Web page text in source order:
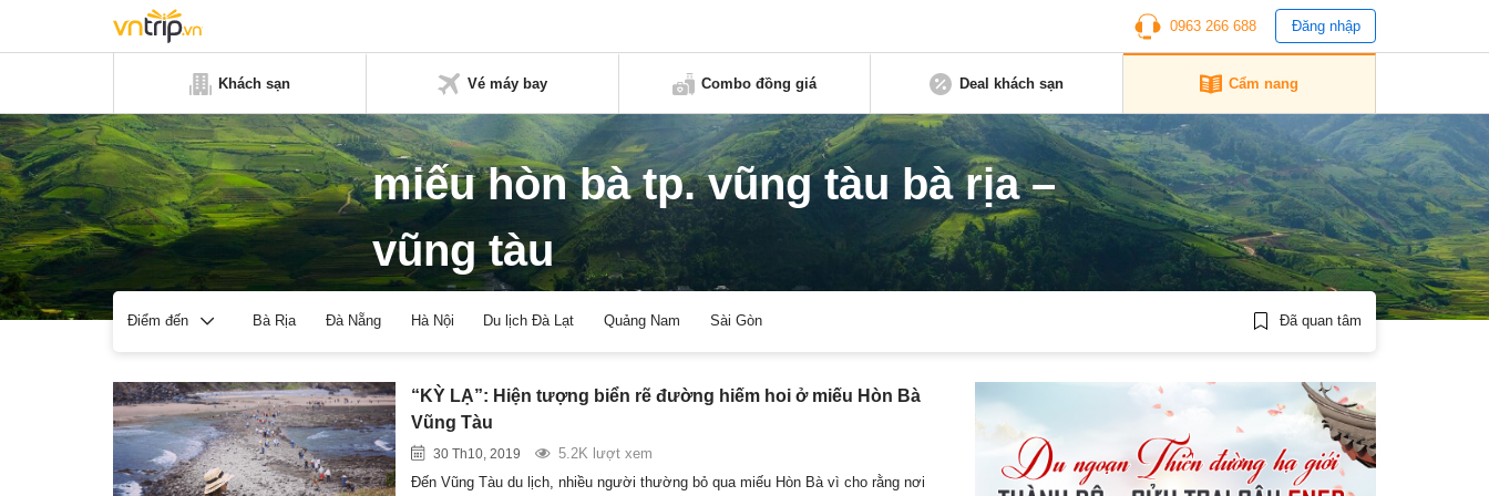
0963 266 688 Đăng nhập
Khách sạn Vé máy bay Combo đồng giá Deal khách sạn Cẩm nang
miếu hòn bà tp. vũng tàu bà rịa –
vũng tàu
Điểm đến Bà Rịa Đà Nẵng Hà Nội Du lịch Đà Lạt Quảng Nam Sài Gòn Đã quan tâm
“KỲ LẠ”: Hiện tượng biển rẽ đường hiếm hoi ở miếu Hòn Bà
Vũng Tàu
30 Th10, 2019
5.2K lượt xem
Đến Vũng Tàu du lịch, nhiều người thường bỏ qua miếu Hòn Bà vì cho rằng nơi